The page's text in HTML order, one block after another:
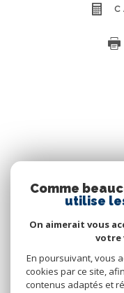
Comme
utilise
On aimerait vous
votre
En poursuivant, vous
cookies par ce site,
contenus adaptés et